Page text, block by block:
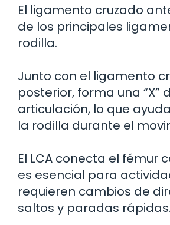
El ligamento cruzado
de los principales
rodilla.
Junto con el ligamento
posterior, forma una “X”
articulación, lo que
la rodilla durante el
El LCA conecta el fémur
es esencial para
requieren cambios de
saltos y paradas rápidas.